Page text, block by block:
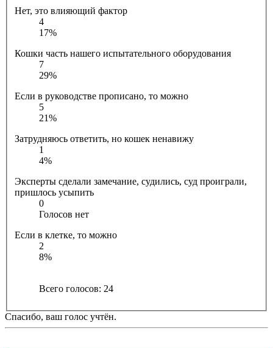
Нет, это влияющий фактор
4
17%
Кошки часть нашего испытательного оборудования
7
29%
Если в руководстве прописано, то можно
5
21%
Затрудняюсь ответить, но кошек ненавижу
1
4%
Эксперты сделали замечание, судились, суд проиграли,
пришлось усыпить
0
Голосов нет
Если в клетке, то можно
2
8%
Всего голосов: 24
Спасибо, ваш голос учтён.